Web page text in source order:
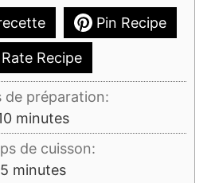
Pin Recipe
Rate Recipe
de préparation:
minutes
minutes
de cuisson:
5minutes
minutes